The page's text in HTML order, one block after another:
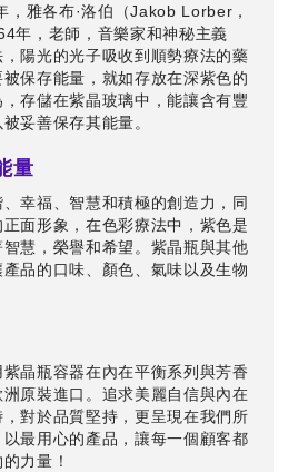
，雅各布·洛伯（Jakob Lorber，
年，老師，音樂家和神秘主義
陽光的光子吸收到順勢療法的藥
保存能量，就如存放在深紫色的
存儲在紫晶玻璃中，能讓含有豐
妥善保存其能量。
量
幸福、智慧和積極的創造力，同
面形象，在色彩療法中，紫色是
慧，榮譽和希望。紫晶瓶與其他
品的口味、顏色、氣味以及生物
晶瓶容器在內在平衡系列與芳香
原裝進口。追求美麗自信與內在
對於品質堅持，更呈現在我們所
最用心的產品，讓每一個顧客都
力量！